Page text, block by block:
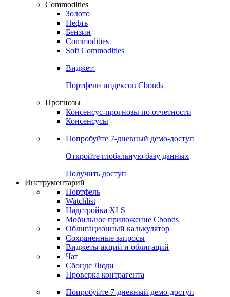
Commodities
Золото
Нефть
Бензин
Commodities
Soft Commodities
Виджет:
Портфели индексов Cbonds
Прогнозы
Консенсус-прогнозы по отчетности
Консенсусы
Попробуйте 7-дневный демо-доступ
Откройте глобальную базу данных
Получить доступ
Инструментарий
Портфель
Watchlist
Надстройка XLS
Мобильное приложение Cbonds
Облигационный калькулятор
Сохраненные запросы
Виджеты акций и облигаций
Чат
Сбондс Люди
Проверка контрагента
Попробуйте 7-дневный демо-доступ